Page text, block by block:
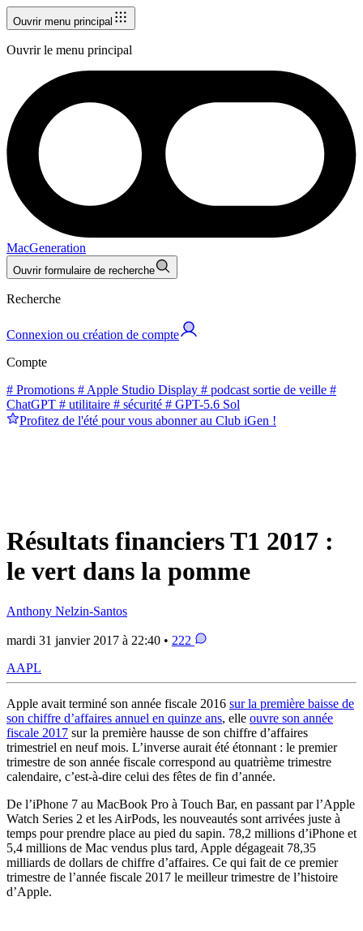
Ouvrir menu principal
Ouvrir le menu principal
MacGeneration
Ouvrir formulaire de recherche
Recherche
Connexion ou création de compte
Compte
# Promotions # Apple Studio Display # podcast sortie de veille #
ChatGPT # utilitaire # sécurité # GPT-5.6 Sol
Profitez de l'été pour vous abonner au Club iGen !
Résultats financiers T1 2017 :
le vert dans la pomme
Anthony Nelzin-Santos
mardi 31 janvier 2017 à 22:40 • 222
AAPL
Apple avait terminé son année fiscale 2016 sur la première baisse de
son chiffre d’affaires annuel en quinze ans, elle ouvre son année
fiscale 2017 sur la première hausse de son chiffre d’affaires
trimestriel en neuf mois. L’inverse aurait été étonnant : le premier
trimestre de son année fiscale correspond au quatrième trimestre
calendaire, c’est-à-dire celui des fêtes de fin d’année.
De l’iPhone 7 au MacBook Pro à Touch Bar, en passant par l’Apple
Watch Series 2 et les AirPods, les nouveautés sont arrivées juste à
temps pour prendre place au pied du sapin. 78,2 millions d’iPhone et
5,4 millions de Mac vendus plus tard, Apple dégageait 78,35
milliards de dollars de chiffre d’affaires. Ce qui fait de ce premier
trimestre de l’année fiscale 2017 le meilleur trimestre de l’histoire
d’Apple.